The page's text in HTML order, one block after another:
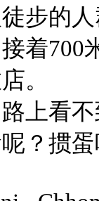
步的
着700
。​
上看
？掼